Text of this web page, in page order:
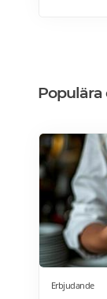
Erbjudande